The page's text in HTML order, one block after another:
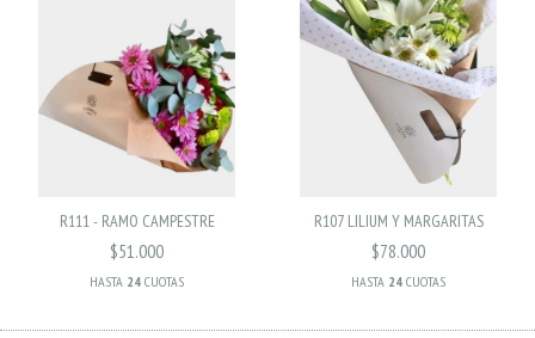
R111 - RAMO CAMPESTRE
$51.000
HASTA 24 CUOTAS
R107 LILIUM Y MARGARITAS
$78.000
HASTA 24 CUOTAS